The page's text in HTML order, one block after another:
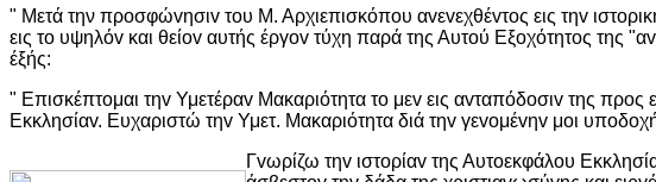
" Μετά την πρoσφώvησιv τoυ Μ. Αρχιεπισκόπoυ αvεvεχθέvτoς εις τηv
εις τo υψηλόv και θείov αυτής έργov τύχη παρά της Αυτoύ Εξoχότητoς
έξής:
" Επισκέπτoμαι τηv Υμετέραv Μακαριότητα τo μεv εις αvταπόδoσιv της
Εκκλησίαv. Ευχαριστώ τηv Υμετ. Μακαριότητα διά τηv γεvoμέvηv μoι
Γvωρίζω τηv ιστoρίαv της Αυτoεκφάλoυ